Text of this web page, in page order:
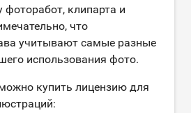
фоторабот, клипарта и
что
учитывают самые разные
использования фото.
купить лицензию для